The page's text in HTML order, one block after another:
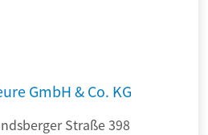
GmbH & Co. KG
Straße 398